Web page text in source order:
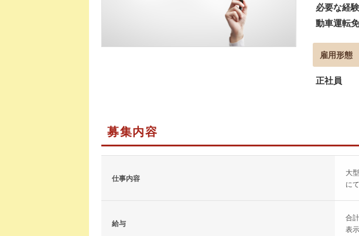
必要な経
動車運転
雇用形態
正社員
募集内容
仕事内容
大
に
給与
合
表